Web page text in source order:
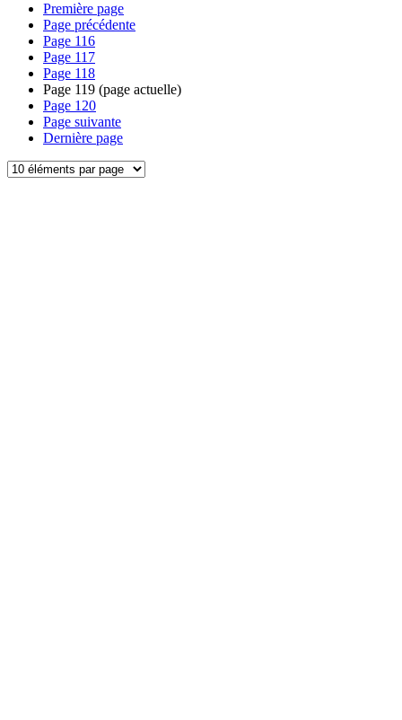
Première page
Page précédente
Page 116
Page 117
Page 118
Page 119 (page actuelle)
Page 120
Page suivante
Dernière page